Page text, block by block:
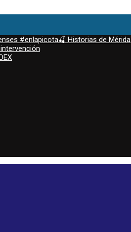
#enlapicota🍒 Historias de Mérida